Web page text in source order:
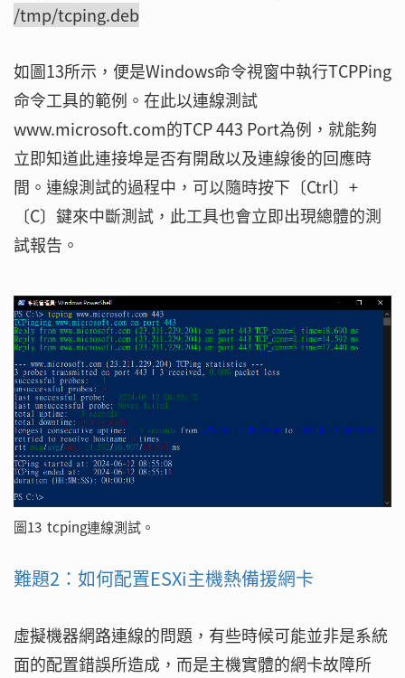
/tmp/tcping.deb
如圖13所示，便是Windows命令視窗中執行TCPPing
命令工具的範例。在此以連線測試
www.microsoft.com的TCP 443 Port為例，就能夠
立即知道此連接埠是否有開啟以及連線後的回應時
間。連線測試的過程中，可以隨時按下〔Ctrl〕+
〔C〕鍵來中斷測試，此工具也會立即出現總體的測
試報告。
圖13 tcping連線測試。
難題2：如何配置ESXi主機熱備援網卡
虛擬機器網路連線的問題，有些時候可能並非是系統
面的配置錯誤所造成，而是主機實體的網卡故障所